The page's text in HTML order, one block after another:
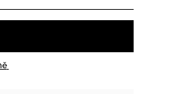
Ověřit dostupnost v prodejně